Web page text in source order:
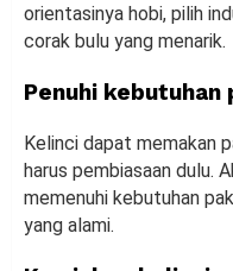
orientasinya hobi, pilih
corak bulu yang menarik.
Penuhi kebutuhan
Kelinci dapat memakan
harus pembiasaan dulu.
memenuhi kebutuhan
yang alami.